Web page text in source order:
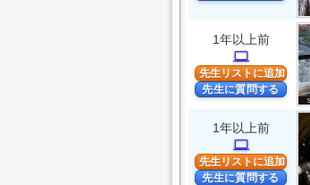
1年以上前
computer
先生リストに追加
先生に質問する
1年以上前
computer
先生リストに追加
先生に質問する